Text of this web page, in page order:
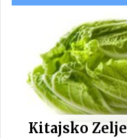
Kitajsko Zelje